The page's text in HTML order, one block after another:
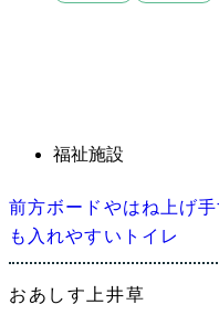
前方ボードやはね上げ
も入れやすいトイレ
福祉施設
おあしす上井草